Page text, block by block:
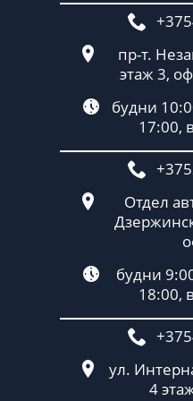
пр-т.
этаж 3,
будни
17:00,
Отдел
будни
18:00,
ул.
4